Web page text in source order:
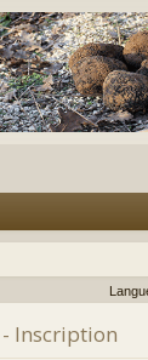
Inscription